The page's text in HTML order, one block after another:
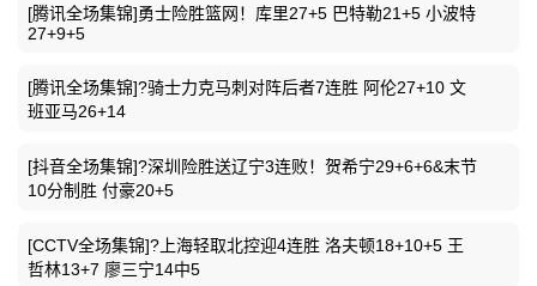
[腾讯全场集锦]勇士险胜篮网！库里27+5 巴特勒21+5 小波特
27+9+5
[腾讯全场集锦]?骑士力克马刺对阵后者7连胜 阿伦27+10 文
班亚马26+14
[抖音全场集锦]?深圳险胜送辽宁3连败！贺希宁29+6+6&末节
10分制胜 付豪20+5
[CCTV全场集锦]?上海轻取北控迎4连胜 洛夫顿18+10+5 王
哲林13+7 廖三宁14中5